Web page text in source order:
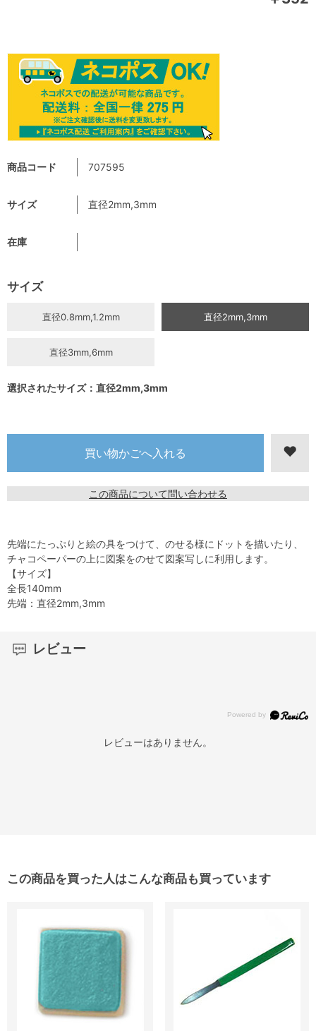
商品コード 707595
サイズ 直径2mm,3mm
在庫
サイズ
直径0.8mm,1.2mm 直径2mm,3mm
直径3mm,6mm
選択されたサイズ：直径2mm,3mm
この商品について問い合わせる
先端にたっぷりと絵の具をつけて、のせる様にドットを描いたり、
チャコペーパーの上に図案をのせて図案写しに利用します。
【サイズ】
全長140mm
先端：直径2mm,3mm
レビュー
レビューはありません。
この商品を買った人はこんな商品も買っています